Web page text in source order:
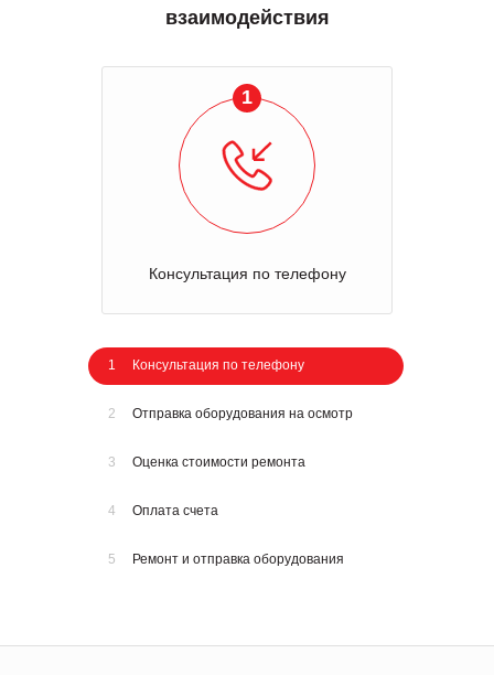
взаимодействия
1
Консультация по телефону
1 Консультация по телефону
2 Отправка оборудования на осмотр
3 Оценка стоимости ремонта
4 Оплата счета
5 Ремонт и отправка оборудования